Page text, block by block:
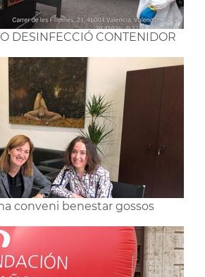
DESINFECCIÓ CONTENIDOR
conveni benestar gossos